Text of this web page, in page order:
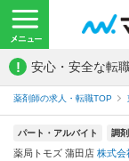
! 安心・安全な転
薬剤師の求人・転職TOP
パート・アルバイト 調
薬局トモズ 蒲田店 株式会